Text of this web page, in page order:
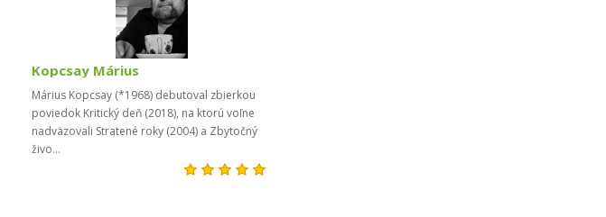
Kopcsay Márius
Márius Kopcsay (*1968) debutoval zbierkou
poviedok Kritický deň (2018), na ktorú voľne
nadväzovali Stratené roky (2004) a Zbytočný
živo...